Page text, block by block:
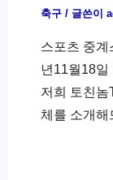
축구/ 글쓴이
스포츠 중
년11월18일
저희 토친놈
체를 소개